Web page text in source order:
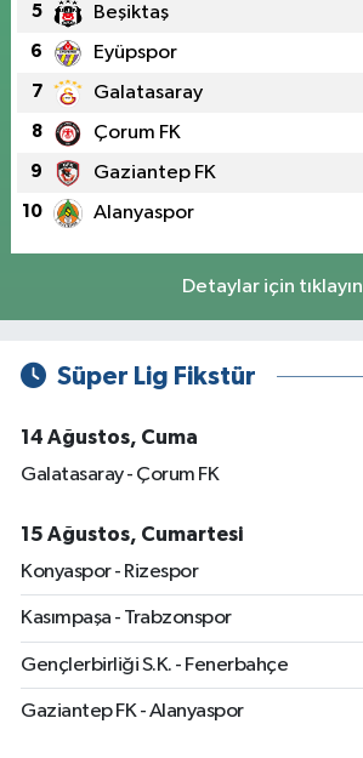
5 Beşiktaş
6 Eyüpspor
7 Galatasaray
8 Çorum FK
9 Gaziantep FK
10 Alanyaspor
Detaylar için tıklayın
Süper Lig Fikstür
14 Ağustos, Cuma
Galatasaray - Çorum FK
15 Ağustos, Cumartesi
Konyaspor - Rizespor
Kasımpaşa - Trabzonspor
Gençlerbirliği S.K. - Fenerbahçe
Gaziantep FK - Alanyaspor